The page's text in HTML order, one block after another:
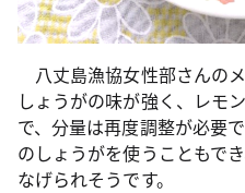
八丈島漁協女性部さんの
しょうがの味が強く、レモ
で、分量は再度調整が必要
のしょうがを使うこともで
なげられそうです。